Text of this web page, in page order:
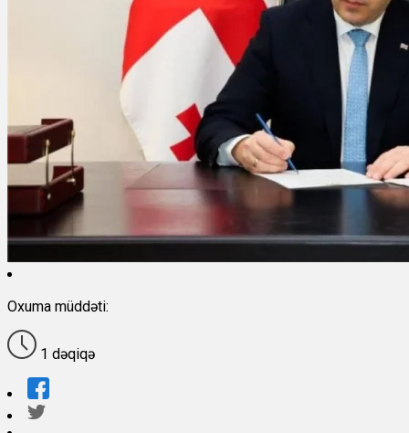
Oxuma müddəti:
1 dəqiqə